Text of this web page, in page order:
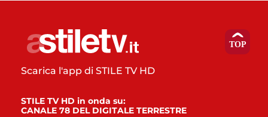
Scarica l'app di STILE TV HD
STILE TV HD in onda su:
CANALE 78 DEL DIGITALE TERRESTRE